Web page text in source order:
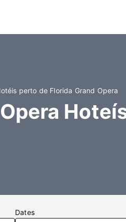
perto de Florida Grand Opera
Dates